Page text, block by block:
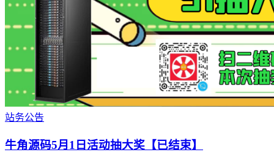
站务公告
牛角源码5月1日活动抽大奖【已结束】